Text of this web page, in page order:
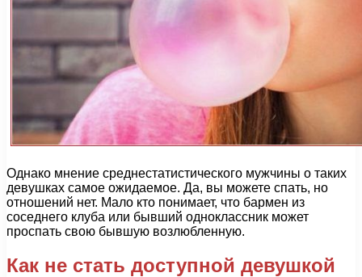
Однако мнение среднестатистического мужчины о таких
девушках самое ожидаемое. Да, вы можете спать, но
отношений нет. Мало кто понимает, что бармен из
соседнего клуба или бывший одноклассник может
проспать свою бывшую возлюбленную.
Как не стать доступной девушкой